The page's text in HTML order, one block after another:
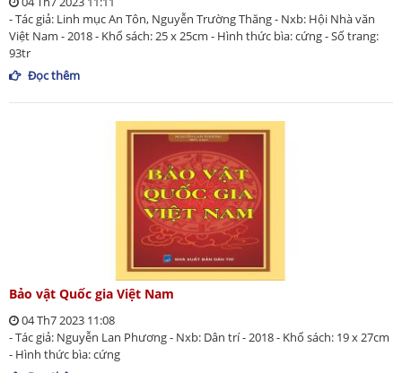
- Tác giả: Linh mục An Tôn, Nguyễn Trường Thăng - Nxb: Hội Nhà văn
Việt Nam - 2018 - Khổ sách: 25 x 25cm - Hình thức bìa: cứng - Số trang:
93tr
Đọc thêm
Bảo vật Quốc gia Việt Nam
04 Th7 2023 11:08
- Tác giả: Nguyễn Lan Phương - Nxb: Dân trí - 2018 - Khổ sách: 19 x 27cm
- Hình thức bìa: cứng